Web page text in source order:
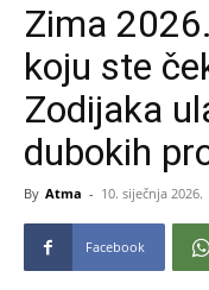
Zima
koju ste
Zodijaka
dubokih
By Atma - 10. siječnja 2026.
Facebook